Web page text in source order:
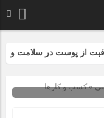
از پوست در سلامت و
نسبت به
»کسب و کارها